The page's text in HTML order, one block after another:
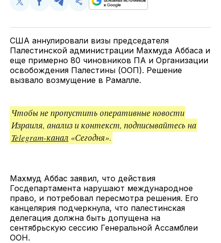
Поделиться
Twitter
Поделиться
Facebook
Поделиться
Telegram
Скопируйте
поделитесь
США аннулировали визы председателя
Палестинской администрации Махмуда Аббаса и
еще примерно 80 чиновников ПА и Организации
освобождения Палестины (ООП). Решение
вызвало возмущение в Рамалле.
Чтобы не пропустить оперативные новости
Израиля, анализ и контекст, подписывайтесь на
Telegram-канал «Сегодня».
Махмуд Аббас заявил, что действия
Госдепартамента нарушают международное
право, и потребовал пересмотра решения. Его
канцелярия подчеркнула, что палестинская
делегация должна быть допущена на
сентябрьскую сессию Генеральной Ассамблеи
ООН.